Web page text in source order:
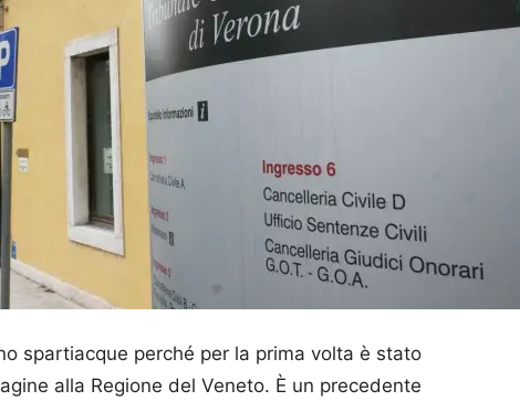
spartiacque perché per la prima volta è stato
alla Regione del Veneto. È un precedente